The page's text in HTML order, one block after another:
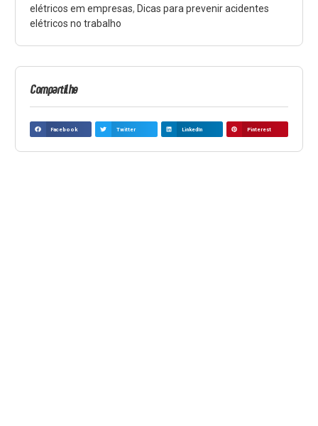
elétricos em empresas, Dicas para prevenir acidentes
elétricos no trabalho
Compartilhe
Facebook Twitter LinkedIn Pinterest